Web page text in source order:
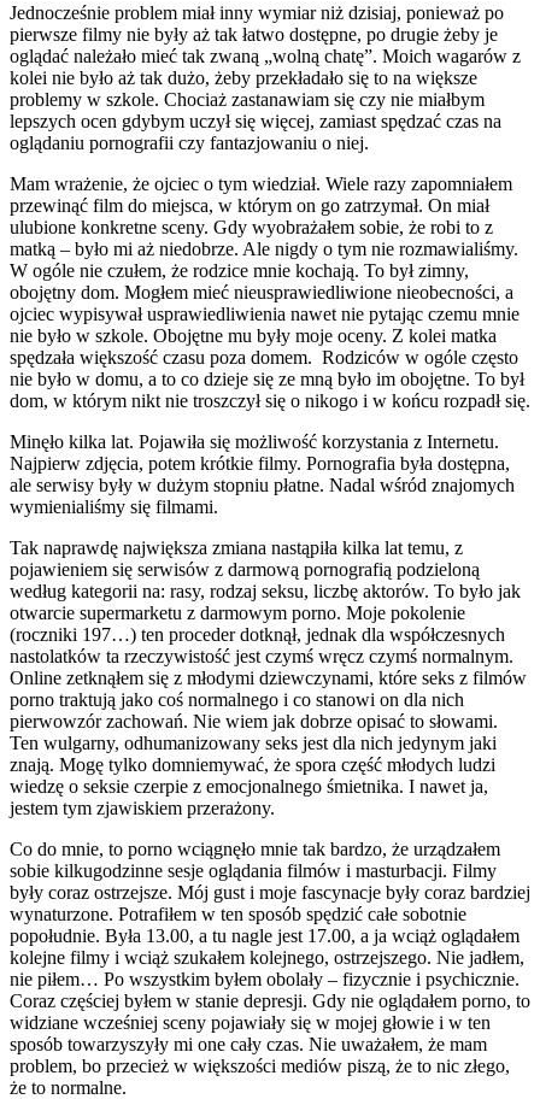
Jednocześnie problem miał inny wymiar niż dzisiaj, ponieważ po
pierwsze filmy nie były aż tak łatwo dostępne, po drugie żeby je
oglądać należało mieć tak zwaną „wolną chatę”. Moich wagarów z
kolei nie było aż tak dużo, żeby przekładało się to na większe
problemy w szkole. Chociaż zastanawiam się czy nie miałbym
lepszych ocen gdybym uczył się więcej, zamiast spędzać czas na
oglądaniu pornografii czy fantazjowaniu o niej.
Mam wrażenie, że ojciec o tym wiedział. Wiele razy zapomniałem
przewinąć film do miejsca, w którym on go zatrzymał. On miał
ulubione konkretne sceny. Gdy wyobrażałem sobie, że robi to z
matką – było mi aż niedobrze. Ale nigdy o tym nie rozmawialiśmy.
W ogóle nie czułem, że rodzice mnie kochają. To był zimny,
obojętny dom. Mogłem mieć nieusprawiedliwione nieobecności, a
ojciec wypisywał usprawiedliwienia nawet nie pytając czemu mnie
nie było w szkole. Obojętne mu były moje oceny. Z kolei matka
spędzała większość czasu poza domem. Rodziców w ogóle często
nie było w domu, a to co dzieje się ze mną było im obojętne. To był
dom, w którym nikt nie troszczył się o nikogo i w końcu rozpadł się.
Minęło kilka lat. Pojawiła się możliwość korzystania z Internetu.
Najpierw zdjęcia, potem krótkie filmy. Pornografia była dostępna,
ale serwisy były w dużym stopniu płatne. Nadal wśród znajomych
wymienialiśmy się filmami.
Tak naprawdę największa zmiana nastąpiła kilka lat temu, z
pojawieniem się serwisów z darmową pornografią podzieloną
według kategorii na: rasy, rodzaj seksu, liczbę aktorów. To było jak
otwarcie supermarketu z darmowym porno. Moje pokolenie
(roczniki 197…) ten proceder dotknął, jednak dla współczesnych
nastolatków ta rzeczywistość jest czymś wręcz czymś normalnym.
Online zetknąłem się z młodymi dziewczynami, które seks z filmów
porno traktują jako coś normalnego i co stanowi on dla nich
pierwowzór zachowań. Nie wiem jak dobrze opisać to słowami.
Ten wulgarny, odhumanizowany seks jest dla nich jedynym jaki
znają. Mogę tylko domniemywać, że spora część młodych ludzi
wiedzę o seksie czerpie z emocjonalnego śmietnika. I nawet ja,
jestem tym zjawiskiem przerażony.
Co do mnie, to porno wciągnęło mnie tak bardzo, że urządzałem
sobie kilkugodzinne sesje oglądania filmów i masturbacji. Filmy
były coraz ostrzejsze. Mój gust i moje fascynacje były coraz bardziej
wynaturzone. Potrafiłem w ten sposób spędzić całe sobotnie
popołudnie. Była 13.00, a tu nagle jest 17.00, a ja wciąż oglądałem
kolejne filmy i wciąż szukałem kolejnego, ostrzejszego. Nie jadłem,
nie piłem… Po wszystkim byłem obolały – fizycznie i psychicznie.
Coraz częściej byłem w stanie depresji. Gdy nie oglądałem porno, to
widziane wcześniej sceny pojawiały się w mojej głowie i w ten
sposób towarzyszyły mi one cały czas. Nie uważałem, że mam
problem, bo przecież w większości mediów piszą, że to nic złego,
że to normalne.